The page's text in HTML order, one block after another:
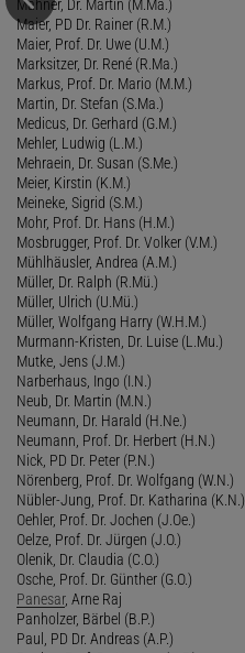
Mahner, Dr. Martin (M.Ma.)
Maier, PD Dr. Rainer (R.M.)
Maier, Prof. Dr. Uwe (U.M.)
Marksitzer, Dr. René (R.Ma.)
Markus, Prof. Dr. Mario (M.M.)
Martin, Dr. Stefan (S.Ma.)
Medicus, Dr. Gerhard (G.M.)
Mehler, Ludwig (L.M.)
Mehraein, Dr. Susan (S.Me.)
Meier, Kirstin (K.M.)
Meineke, Sigrid (S.M.)
Mohr, Prof. Dr. Hans (H.M.)
Mosbrugger, Prof. Dr. Volker (V.M.)
Mühlhäusler, Andrea (A.M.)
Müller, Dr. Ralph (R.Mü.)
Müller, Ulrich (U.Mü.)
Müller, Wolfgang Harry (W.H.M.)
Murmann-Kristen, Dr. Luise (L.Mu.)
Mutke, Jens (J.M.)
Narberhaus, Ingo (I.N.)
Neub, Dr. Martin (M.N.)
Neumann, Dr. Harald (H.Ne.)
Neumann, Prof. Dr. Herbert (H.N.)
Nick, PD Dr. Peter (P.N.)
Nörenberg, Prof. Dr. Wolfgang (W.N.)
Nübler-Jung, Prof. Dr. Katharina (K.N.)
Oehler, Prof. Dr. Jochen (J.Oe.)
Oelze, Prof. Dr. Jürgen (J.O.)
Olenik, Dr. Claudia (C.O.)
Osche, Prof. Dr. Günther (G.O.)
Panesar, Arne Raj
Panholzer, Bärbel (B.P.)
Paul, PD Dr. Andreas (A.P.)